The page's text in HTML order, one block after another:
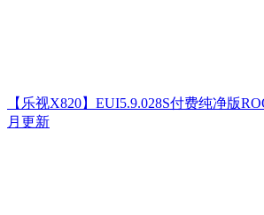
【乐视X820】EUI5.9.028S付费纯净版
月更新